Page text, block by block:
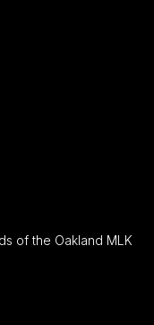
of the Oakland MLK